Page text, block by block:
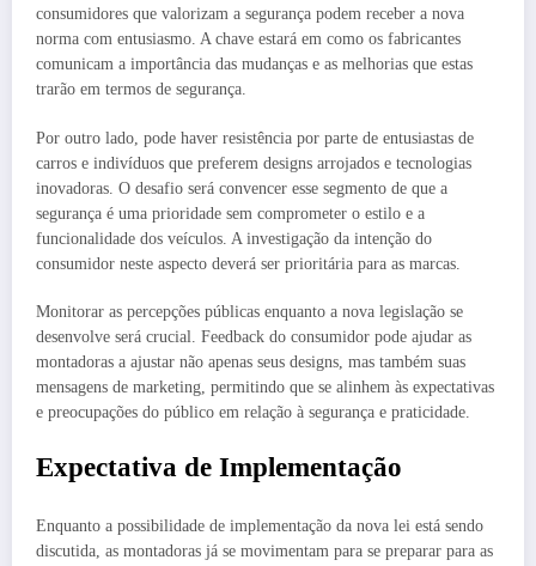
consumidores que valorizam a segurança podem receber a nova
norma com entusiasmo. A chave estará em como os fabricantes
comunicam a importância das mudanças e as melhorias que estas
trarão em termos de segurança.
Por outro lado, pode haver resistência por parte de entusiastas de
carros e indivíduos que preferem designs arrojados e tecnologias
inovadoras. O desafio será convencer esse segmento de que a
segurança é uma prioridade sem comprometer o estilo e a
funcionalidade dos veículos. A investigação da intenção do
consumidor neste aspecto deverá ser prioritária para as marcas.
Monitorar as percepções públicas enquanto a nova legislação se
desenvolve será crucial. Feedback do consumidor pode ajudar as
montadoras a ajustar não apenas seus designs, mas também suas
mensagens de marketing, permitindo que se alinhem às expectativas
e preocupações do público em relação à segurança e praticidade.
Expectativa de Implementação
Enquanto a possibilidade de implementação da nova lei está sendo
discutida, as montadoras já se movimentam para se preparar para as